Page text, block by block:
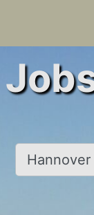
Ort, Stadt